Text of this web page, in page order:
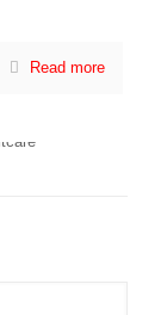
Read more